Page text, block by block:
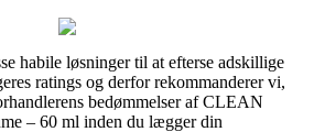
habile løsninger til at efterse adskillige
ratings og derfor rekommanderer vi,
bedømmelser af CLEAN
– 60 ml inden du lægger din